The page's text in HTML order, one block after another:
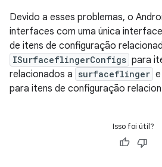
Devido a esses problemas, o
interfaces com uma única
de itens de configuração
ISurfaceflingerConfigs para
relacionados a surfaceflinger e
para itens de configuração
Isso foi útil?